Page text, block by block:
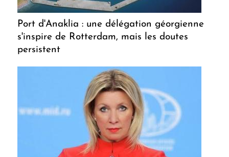
Port d'Anaklia : une délégation géorgienne
s'inspire de Rotterdam, mais les doutes
persistent